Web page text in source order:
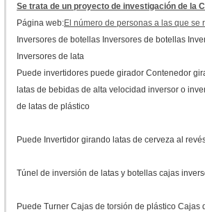
Se trata de un proyecto de investigación de la
Página web:El número de personas a las que
Inversores de botellas Inversores de botellas
Inversores de lata
Puede invertidores puede girador Contenedor
latas de bebidas de alta velocidad inversor o
de latas de plástico
Puede Invertidor girando latas de cerveza al
Túnel de inversión de latas y botellas cajas
Puede Turner Cajas de torsión de plástico